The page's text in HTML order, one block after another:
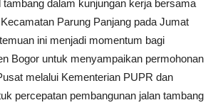
tambang dalam kunjungan kerja bersama
Parung Panjang pada Jumat
ini menjadi momentum bagi
Bogor untuk menyampaikan permohonan
melalui Kementerian PUPR dan
percepatan pembangunan jalan tambang